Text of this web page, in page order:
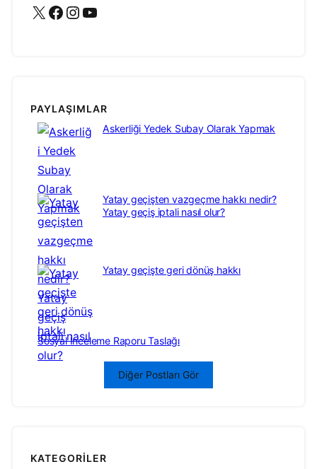
X Facebook Instagram YouTube
PAYLAŞIMLAR
Askerliği Yedek Subay Olarak Yapmak
Yatay geçişten vazgeçme hakkı nedir?
Yatay geçiş iptali nasıl olur?
Yatay geçişte geri dönüş hakkı
Sosyal İnceleme Raporu Taslağı
Diğer Postları Gör
KATEGORILER